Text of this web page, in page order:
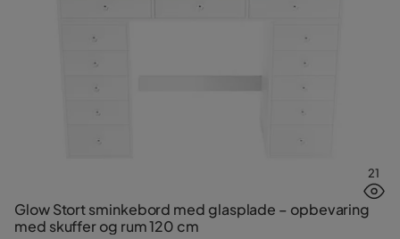
21
Glow Stort sminkebord med glasplade – opbevaring
med skuffer og rum 120 cm